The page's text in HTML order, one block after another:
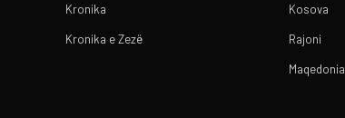
Kronika
Kronika e Zezë
Kosova
Rajoni
Maqedonia